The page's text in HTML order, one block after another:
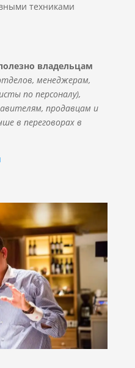
техниками
владельцам
менеджерам,
по персоналу),
продавцам и
в переговорах в